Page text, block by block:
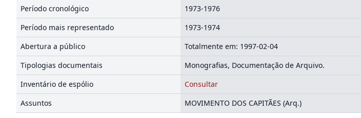
Período cronológico
1973-1976
Período mais representado
1973-1974
Abertura a público
Totalmente em: 1997-02-04
Tipologias documentais
Monografias, Documentação de Arquivo.
Inventário de espólio
Consultar
Assuntos
MOVIMENTO DOS CAPITÃES (Arq.)